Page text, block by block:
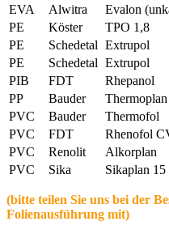
EVA
Alwitra Evalon
PE
Köster TPO 1,8
PE
Schedetal Extrupol
PE
Schedetal Extrupol
PIB
FDT Rhepanol
PP
Bauder Thermoplan
PVC
Bauder Thermofol
PVC
FDT Rhenofol
PVC
Renolit Alkorplan
PVC
Sika Sikaplan 15
(bitte teilen Sie uns bei der
Folienausführung mit)